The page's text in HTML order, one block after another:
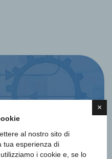
×
al nostro sito di
tua esperienza di
i cookie e, se lo